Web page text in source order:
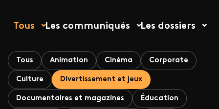
Tous Les communiqués Les dossiers
Tous Animation Cinéma Corporate
Culture Divertissement et jeux
Documentaires et magazines Éducation